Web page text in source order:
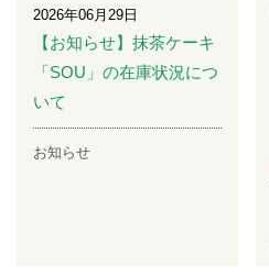
2026年06月29日
【お知らせ】抹茶ケーキ
「SOU」の在庫状況につ
いて
お知らせ